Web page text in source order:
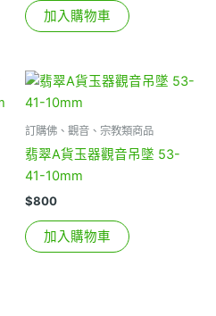
加入購物車
訂購佛、觀音、宗教類商品
翡翠A貨玉器觀音吊墜 53-
41-10mm
$800
加入購物車